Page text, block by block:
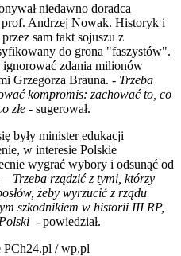
niedawno doradca
Andrzej Nowak. Historyk i
sam fakt sojuszu z
do grona "faszystów".
ignorować zdania milionów
Grzegorza Brauna. - Trzeba
kompromis: zachować to, co
złe - sugerował.
były minister edukacji
w interesie Polskie
wygrać wybory i odsunąć od
– Trzeba rządzić z tymi, którzy
żeby wyrzucić z rządu
szkodnikiem w historii III RP,
- powiedział.
PCh24.pl / wp.pl